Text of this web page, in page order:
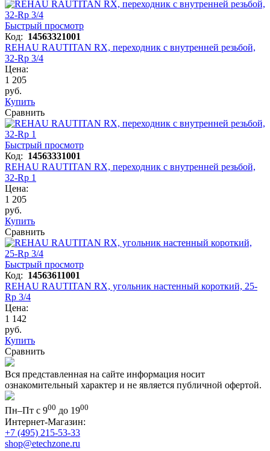
Быстрый просмотр
Код: 14563321001
REHAU RAUTITAN RX, переходник с внутренней резьбой,
32-Rp 3/4
Цена:
1 205
руб.
Купить
Сравнить
Быстрый просмотр
Код: 14563331001
REHAU RAUTITAN RX, переходник с внутренней резьбой,
32-Rр 1
Цена:
1 205
руб.
Купить
Сравнить
Быстрый просмотр
Код: 14563611001
REHAU RAUTITAN RX, угольник настенный короткий, 25-
Rp 3/4
Цена:
1 142
руб.
Купить
Сравнить
Вся представленная на сайте информация носит
ознакомительный характер и не является публичной офертой.
Пн–Пт с 900 до 1900
Интернет-Магазин:
+7 (495) 215-53-33
shop@etechzone.ru